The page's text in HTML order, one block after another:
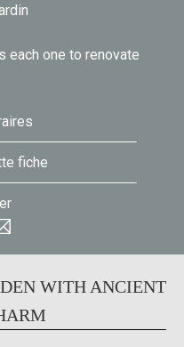
WITH ANCIENT
each one to renovate
fiche